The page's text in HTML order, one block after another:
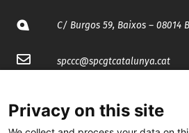
C/ Burgos 59, Baixos – 08014
spccc@spcgtcatalunya.cat
Privacy on this site